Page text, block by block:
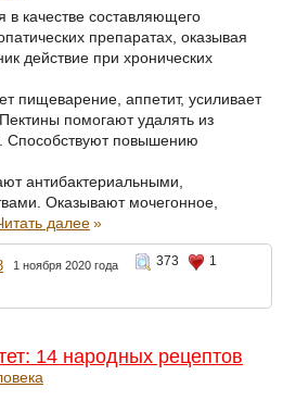
качестве составляющего
препаратах, оказывая
действие при хронических
пищеварение, аппетит, усиливает
помогают удалять из
Способствуют повышению
антибактериальными,
Оказывают мочегонное,
далее»
1 ноября 2020 года 373
1
14 народных рецептов